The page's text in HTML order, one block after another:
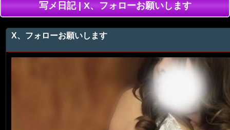
写メ日記 | X、フォローお願いします
X、フォローお願いします